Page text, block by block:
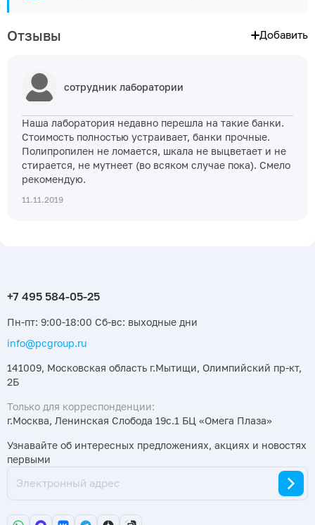
Отзывы Добавить
сотрудник лаборатории
Наша лаборатория недавно перешла на такие банки.
Стоимость полностью устраивает, банки прочные.
Полипропилен не ломается, шкала не выцветает и не
стирается, не мутнеет (во всяком случае пока). Смело
рекомендую.
11.11.2019
Пн-пт: 9:00-18:00 Сб-вс: выходные дни
info@pcgroup.ru
141009, Московская область г.Мытищи, Олимпийский пр-кт,
2Б
Только для корреспонденции:
г.Москва, Ленинская Слобода 19с.1 БЦ «Омега Плаза»
Узнавайте об интересных предложениях, акциях и новостях
первыми